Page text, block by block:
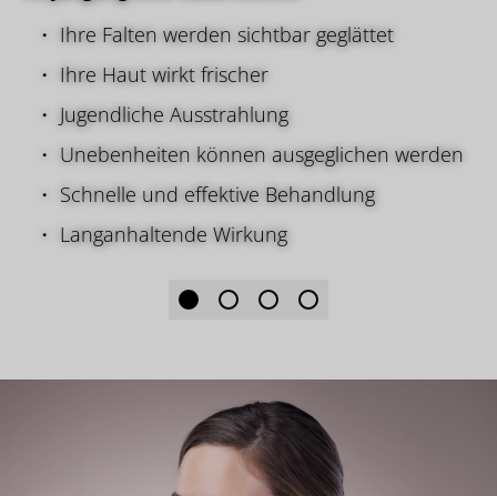
Unterspritzungen in seiner Praxis in Düsseldorf
durchgeführt.